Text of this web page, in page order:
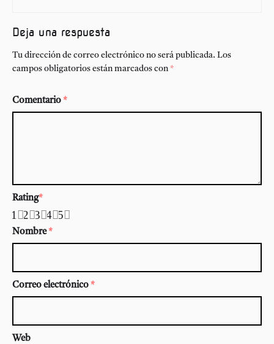
Deja una respuesta
Tu dirección de correo electrónico no será publicada. Los
campos obligatorios están marcados con *
Comentario *
Rating*
5
4
3
2
1
Nombre *
Correo electrónico *
Web